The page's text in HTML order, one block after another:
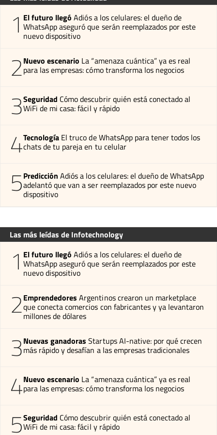
1 El futuro llegó Adiós a los celulares: el dueño de
WhatsApp aseguró que serán reemplazados por este
nuevo dispositivo
2Nuevo escenario La “amenaza cuántica” ya es real
para las empresas: cómo transforma los negocios
3Seguridad Cómo descubrir quién está conectado al
WiFi de mi casa: fácil y rápido
4Tecnología El truco de WhatsApp para tener todos los
chats de tu pareja en tu celular
5Predicción Adiós a los celulares: el dueño de WhatsApp
adelantó que van a ser reemplazados por este nuevo
dispositivo
Las más leídas de Infotechnology
1 El futuro llegó Adiós a los celulares: el dueño de
WhatsApp aseguró que serán reemplazados por este
nuevo dispositivo
2Emprendedores Argentinos crearon un marketplace
que conecta comercios con fabricantes y ya levantaron
millones de dólares
3Nuevas ganadoras Startups AI-native: por qué crecen
más rápido y desafían a las empresas tradicionales
4Nuevo escenario La “amenaza cuántica” ya es real
para las empresas: cómo transforma los negocios
5Seguridad Cómo descubrir quién está conectado al
WiFi de mi casa: fácil y rápido